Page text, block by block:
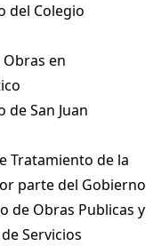
del Colegio
en
San Juan
Tratamiento de la
parte del Gobierno
de Obras Publicas y
Servicios